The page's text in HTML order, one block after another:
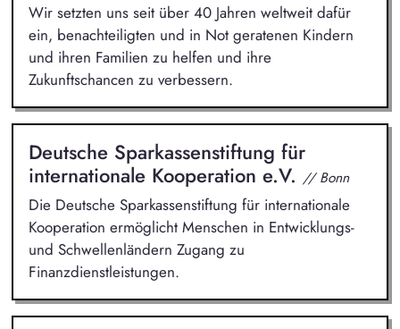
Wir setzten uns seit über 40 Jahren weltweit dafür
ein, benachteiligten und in Not geratenen Kindern
und ihren Familien zu helfen und ihre
Zukunftschancen zu verbessern.
Deutsche Sparkassenstiftung für
internationale Kooperation e.V. // Bonn
Die Deutsche Sparkassenstiftung für internationale
Kooperation ermöglicht Menschen in Entwicklungs-
und Schwellenländern Zugang zu
Finanzdienstleistungen.